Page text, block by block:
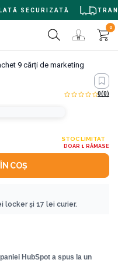
SECURIZATĂ
0
9 cărți de marketing
0(0)
STOC LIMITAT
DOAR 1 RĂMASE
COȘ
locker și 17 lei curier.
HubSpot a spus la un